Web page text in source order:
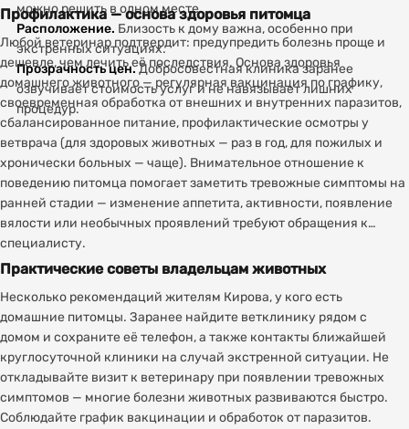
можно решить в одном месте.
Расположение. Близость к дому важна, особенно при
экстренных ситуациях.
Прозрачность цен.Добросовестная клиника заранее
озвучивает стоимость услуг и не навязывает лишних
процедур.
Профилактика — основа здоровья питомца
Любой ветеринар подтвердит: предупредить болезнь проще и
дешевле, чем лечить её последствия. Основа здоровья
домашнего животного — регулярная вакцинация по графику,
своевременная обработка от внешних и внутренних паразитов,
сбалансированное питание, профилактические осмотры у
ветврача (для здоровых животных — раз в год, для пожилых и
хронически больных — чаще). Внимательное отношение к
поведению питомца помогает заметить тревожные симптомы на
ранней стадии — изменение аппетита, активности, появление
вялости или необычных проявлений требуют обращения к
специалисту.
Практические советы владельцам животных
Несколько рекомендаций жителям Кирова, у кого есть
домашние питомцы. Заранее найдите ветклинику рядом с
домом и сохраните её телефон, а также контакты ближайшей
круглосуточной клиники на случай экстренной ситуации. Не
откладывайте визит к ветеринару при появлении тревожных
симптомов — многие болезни животных развиваются быстро.
Соблюдайте график вакцинации и обработок от паразитов.